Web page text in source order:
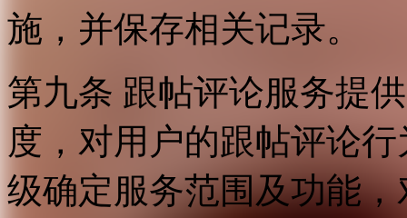
施，并保存相关记录。
第九条 跟帖评论服务提
度，对用户的跟帖评论
级确定服务范围及功能